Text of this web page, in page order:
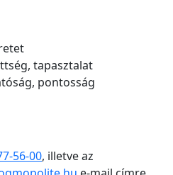
tapasztalat
pontosság
56-00, illetve az